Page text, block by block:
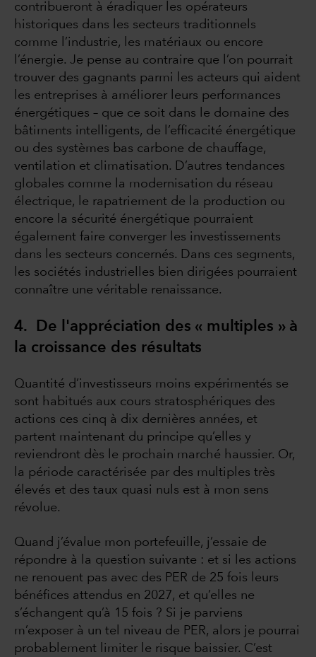
contribueront à éradiquer les opérateurs
historiques dans les secteurs traditionnels
comme l’industrie, les matériaux ou encore
l’énergie. Je pense au contraire que l’on pourrait
trouver des gagnants parmi les acteurs qui aident
les entreprises à améliorer leurs performances
énergétiques – que ce soit dans le domaine des
bâtiments intelligents, de l’efficacité énergétique
ou des systèmes bas carbone de chauffage,
ventilation et climatisation. D’autres tendances
globales comme la modernisation du réseau
électrique, le rapatriement de la production ou
encore la sécurité énergétique pourraient
également faire converger les investissements
dans les secteurs concernés. Dans ces segments,
les sociétés industrielles bien dirigées pourraient
connaître une véritable renaissance.
4. De l'appréciation des « multiples » à
la croissance des résultats
Quantité d’investisseurs moins expérimentés se
sont habitués aux cours stratosphériques des
actions ces cinq à dix dernières années, et
partent maintenant du principe qu’elles y
reviendront dès le prochain marché haussier. Or,
la période caractérisée par des multiples très
élevés et des taux quasi nuls est à mon sens
révolue.
Quand j’évalue mon portefeuille, j’essaie de
répondre à la question suivante : et si les actions
ne renouent pas avec des PER de 25 fois leurs
bénéfices attendus en 2027, et qu’elles ne
s’échangent qu’à 15 fois ? Si je parviens
m’exposer à un tel niveau de PER, alors je pourrai
probablement limiter le risque baissier. C’est